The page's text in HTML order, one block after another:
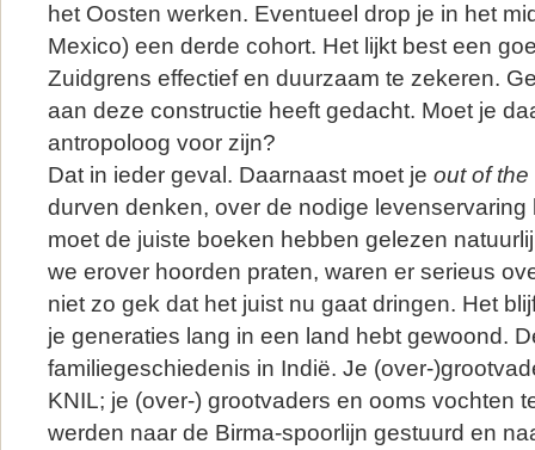
het Oosten werken. Eventueel drop je in het
Mexico) een derde cohort. Het lijkt best een
Zuidgrens effectief en duurzaam te zekeren.
aan deze constructie heeft gedacht. Moet je
antropoloog voor zijn?
Dat in ieder geval. Daarnaast moet je out of the
durven denken, over de nodige
moet de juiste boeken hebben gelezen
we erover hoorden praten, waren er serieus
niet zo gek dat het juist nu gaat dringen. Het
je generaties lang in een land hebt gewoond.
familiegeschiedenis in Indië. Je (over-
KNIL; je (over-) grootvaders en ooms vochten
werden naar de Birma-spoorlijn gestuurd en